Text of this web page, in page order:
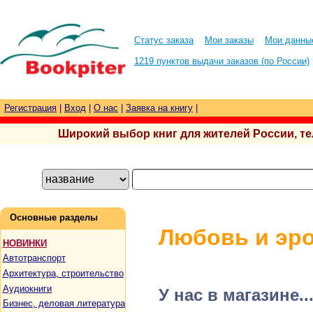
Статус заказа Мои заказы
Мои
1219 пунктов выдачи заказов (по России)
Регистрация Вход О нас Заявка на книгу
Широкий выбор книг для жителей России,
Основные разделы
НОВИНКИ
Автотранспорт
Архитектура, строительство
Аудиокниги
Бизнес, деловая литература
Любовь и
У нас в магазине...